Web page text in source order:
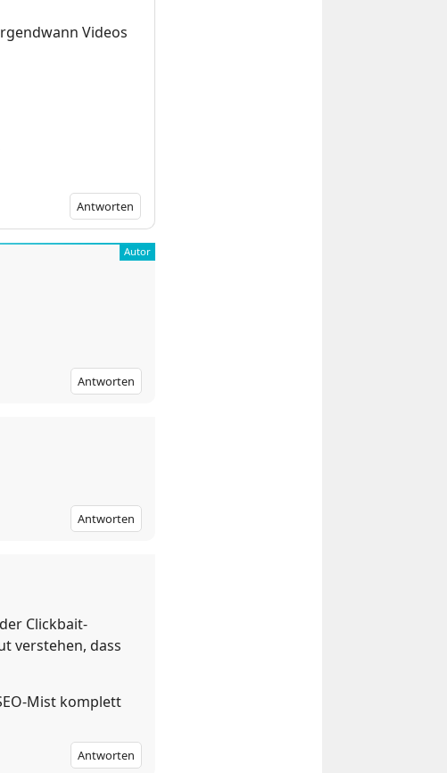
Videos
Antworten
Antworten
Antworten
Clickbait-
verstehen, dass
Mist komplett
Antworten